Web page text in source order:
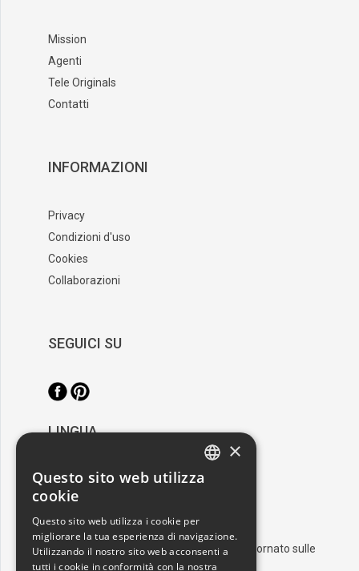
Mission
Agenti
Tele Originals
Contatti
INFORMAZIONI
Privacy
Condizioni d'uso
Cookies
Collaborazioni
SEGUICI SU
LINGUA
Iscriviti alla nostra newsletter e resta aggiornato sulle
ultime novità nel mondo dell'arte
×
Questo sito web utilizza
cookie
Questo sito web utilizza i cookie per
migliorare la tua esperienza di navigazione.
Utilizzando il nostro sito web acconsenti a
tutti i cookie in conformità con la nostra